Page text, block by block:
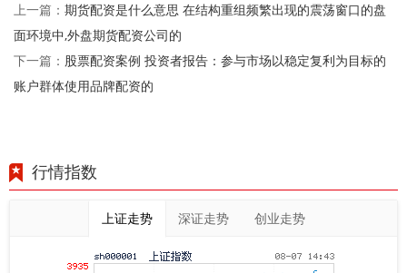
上一篇： 期货配资是什么意思 在结构重组频繁出现的震荡窗口的盘
面环境中,外盘期货配资公司的
下一篇： 股票配资案例 投资者报告：参与市场以稳定复利为目标的
账户群体使用品牌配资的
行情指数
上证走势 深证走势 创业走势